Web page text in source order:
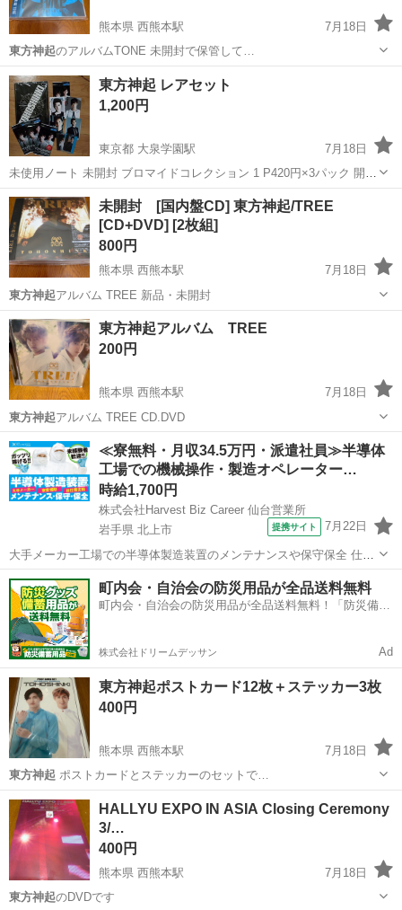
熊本県 西熊本駅
7月18日
東方神起のアルバムTONE 未開封で保管して…
熊本 熊本市 西熊本駅
東方神起 レアセット
1,200円
東京都 大泉学園駅
7月18日
未使用ノート 未開封 ブロマイドコレクション 1 P420円×3パック 開封
済みカード４枚 何についていたか不明、セブンイレブン限定、森永 プ
ラスチックカード2枚 2011年頃の商品です。 ブロフィールをご覧に
な...
東京 練馬区 大泉学園駅 その他
未開封 [国内盤CD] 東方神起/TREE
[CD+DVD] [2枚組]
800円
熊本県 西熊本駅
7月18日
東方神起アルバム TREE 新品・未開封
熊本 熊本市 西熊本駅
東方神起アルバム TREE
200円
熊本県 西熊本駅
7月18日
東方神起アルバム TREE CD.DVD
熊本 熊本市 西熊本駅 CD 東方神起
≪寮無料・月収34.5万円・派遣社員≫半導体
工場での機械操作・製造オペレーター…
時給1,700円
株式会社Harvest Biz Career 仙台営業所
岩手県 北上市
提携サイト 7月22日
大手メーカー工場での半導体製造装置のメンテナンスや保守保全 仕事
内容 ＼フラッシュメモリの製造を行う工場で半導体製造装置の保守・
点検のお仕事／ 新工場新設に伴い、請負現場の立ち上げを行います！
※立ち上げ時期目安：2...
岩手 北上市 その他
町内会・自治会の防災用品が全品送料無料
町内会・自治会の防災用品が全品送料無料！「防災備蓄
株式会社ドリームデッサン Ad
東方神起ポストカード12枚＋ステッカー3枚
400円
熊本県 西熊本駅
7月18日
東方神起 ポストカードとステッカーのセットで…
熊本 熊本市
HALLYU EXPO IN ASIA Closing Ceremony
3/…
400円
熊本県 西熊本駅
7月18日
東方神起のDVDです